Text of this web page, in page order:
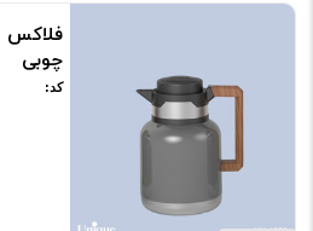
چوبی
کد: